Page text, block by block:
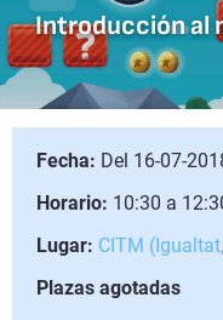
Introducción al
Fecha: Del 16-07-
Horario: 10:30 a
Lugar: CITM
Plazas agotadas